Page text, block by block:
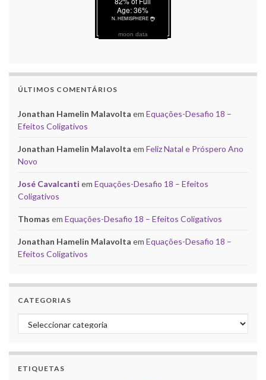
moon data
ÚLTIMOS COMENTÁRIOS
Jonathan Hamelin Malavolta em Equações-Desafio 18 –
Efeitos Coligativos
Jonathan Hamelin Malavolta em Feliz Natal e Próspero Ano
Novo
José Cavalcanti em Equações-Desafio 18 – Efeitos
Coligativos
Thomas em Equações-Desafio 18 – Efeitos Coligativos
Jonathan Hamelin Malavolta em Equações-Desafio 18 –
Efeitos Coligativos
CATEGORIAS
Categorias
ETIQUETAS